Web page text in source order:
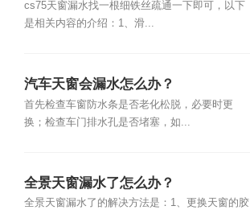
cs75天窗漏水找一根细铁丝疏通一下即可，以下
是相关内容的介绍：1、滑...
汽车天窗会漏水怎么办？
首先检查车窗防水条是否老化松脱，必要时更
换；检查车门排水孔是否堵塞，如...
全景天窗漏水了怎么办？
全景天窗漏水了的解决方法是：1、更换天窗的胶